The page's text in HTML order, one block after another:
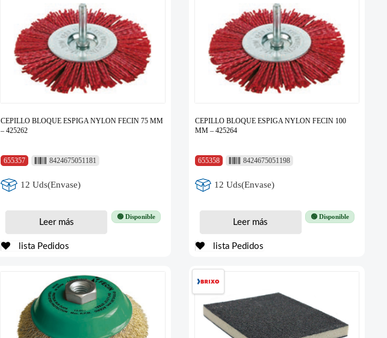
CEPILLO BLOQUE ESPIGA NYLON FECIN 75 MM
– 425262
655357 8424675051181
12 Uds(Envase)
🟢 Disponible
Leer más
lista Pedidos
CEPILLO BLOQUE ESPIGA NYLON FECIN 100
MM – 425264
655358 8424675051198
12 Uds(Envase)
🟢 Disponible
Leer más
lista Pedidos